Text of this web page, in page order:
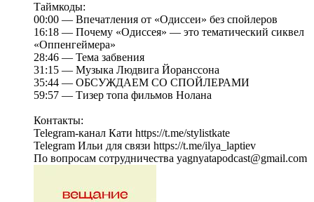
Таймкоды:
00:00 — Впечатления от «Одиссеи» без спойлеров
16:18 — Почему «Одиссея» — это тематический сиквел
«Оппенгеймера»
28:46 — Тема забвения
31:15 — Музыка Людвига Йоранссона
35:44 — ОБСУЖДАЕМ СО СПОЙЛЕРАМИ
59:57 — Тизер топа фильмов Нолана
Контакты:
Telegram-канал Кати https://t.me/stylistkate
Telegram Ильи для связи https://t.me/ilya_laptiev
По вопросам сотрудничества yagnyatapodcast@gmail.com